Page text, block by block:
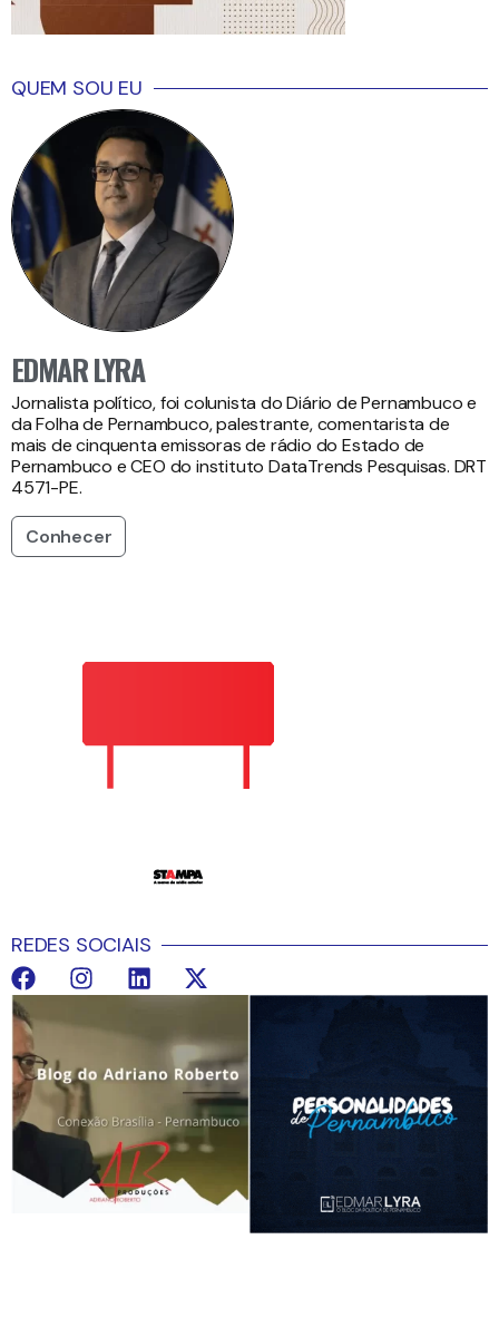
QUEM SOU EU
EDMAR LYRA
Jornalista político, foi colunista do Diário de Pernambuco e
da Folha de Pernambuco, palestrante, comentarista de
mais de cinquenta emissoras de rádio do Estado de
Pernambuco e CEO do instituto DataTrends Pesquisas. DRT
4571-PE.
Conhecer
REDES SOCIAIS